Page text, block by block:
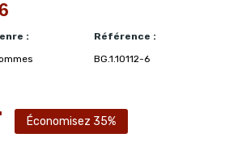
:
Référence :
BG.1.10112-6
Économisez 35%